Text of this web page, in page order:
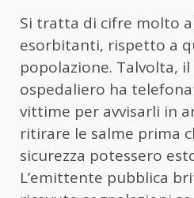
Si tratta di cifre molto
esorbitanti, rispetto a
popolazione. Talvolta,
ospedaliero ha
vittime per avvisarli in
ritirare le salme prima
sicurezza potessero
L’emittente pubblica